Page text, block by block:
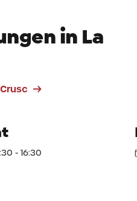
in La
- 16:30